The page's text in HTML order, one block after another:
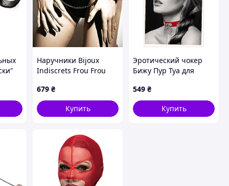
Наручники Bijoux
Indiscrets Frou Frou
(SO2329) D1-2025
679 ₴
Купить
Эротический чокер
Бижу Пур Туа для
95E68T87
549 ₴
Купить